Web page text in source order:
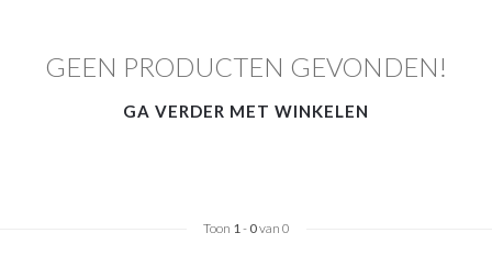
GEEN PRODUCTEN GEVONDEN!
GA VERDER MET WINKELEN
Toon 1- 0van 0